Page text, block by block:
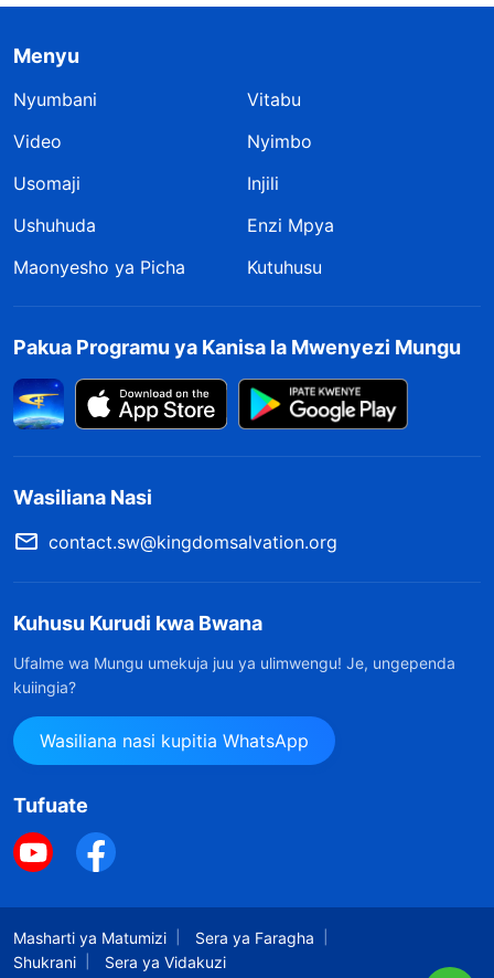
Menyu
Nyumbani
Vitabu
Video
Nyimbo
Usomaji
Injili
Ushuhuda
Enzi Mpya
Maonyesho ya Picha
Kutuhusu
Pakua Programu ya Kanisa la Mwenyezi Mungu
Wasiliana Nasi
contact.sw@kingdomsalvation.org
Kuhusu Kurudi kwa Bwana
Ufalme wa Mungu umekuja juu ya ulimwengu! Je, ungependa
kuiingia?
Wasiliana nasi kupitia WhatsApp
Tufuate
Masharti ya Matumizi
Sera ya Faragha
Shukrani
Sera ya Vidakuzi